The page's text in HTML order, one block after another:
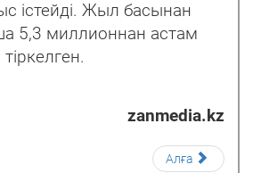
істейді. Жыл басынан
5,3 миллионнан астам
zanmedia.kz
Алға